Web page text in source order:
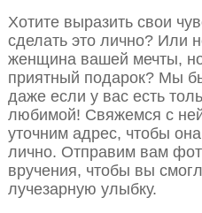
Хотите выразить свои
сделать это лично? Или
женщина вашей мечты, но
приятный подарок? Мы
даже если у вас есть
любимой! Свяжемся с
уточним адрес, чтобы
лично. Отправим вам
вручения, чтобы вы
лучезарную улыбку.